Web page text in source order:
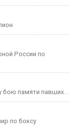
России по
памяти павших...
по боксу